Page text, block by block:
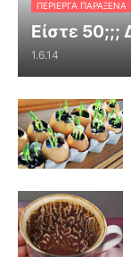
ΠΕΡΊΕΡΓΑ ΠΑΡΆΞΕΝΑ
Είστε 50;;;
1.6.14